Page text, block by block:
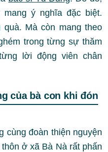
ý nghĩa đặc biệt.
quà. Mà còn mang theo
trong từng sự thăm
lời động viên chân
của bà con khi đón
cùng đoàn thiện nguyện
ở xã Bà Nà rất phấn